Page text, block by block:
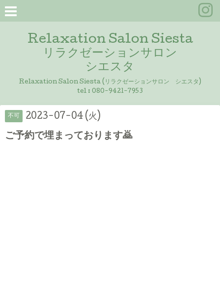
Relaxation Salon Siesta
リラクゼーションサロン
シエスタ
Relaxation Salon Siesta (リラクゼーションサロン シエスタ)
tel : 080-9421-7953
不可 2023-07-04 (火)
ご予約で埋まっております🙇